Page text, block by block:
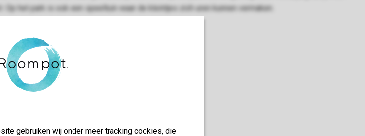
gebruiken wij onder meer tracking cookies, die
Op het park is ook een speeltuin waar de kleintjes zich uren kunnen vermaken.